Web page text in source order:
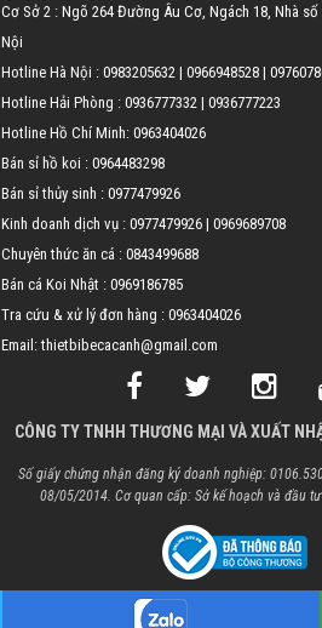
Cơ Sở 2 : Ngõ 264 Đường Âu Cơ, Ngách 18, Nhà
Nội
Hotline Hà Nội :0983205632 |0966948528 |
Hotline Hải Phòng :0936777332 |0936777223
Hotline Hồ Chí Minh:0963404026
Bán sỉ hồ koi :0964483298
Bán sỉ thủy sinh :0977479926
Kinh doanh dịch vụ :0977479926 |0969689708
Chuyên thức ăn cá :0843499688
Bán cá Koi Nhật :0969186785
Tra cứu & xử lý đơn hàng :0963404026
Email: thietbibecacanh@gmail.com
CÔNG TY TNHH THƯƠNG MẠI VÀ XUẤT
Số giấy chứng nhận đăng ký doanh nghiệp:
08/05/2014. Cơ quan cấp: Sở kế hoạch và đầu